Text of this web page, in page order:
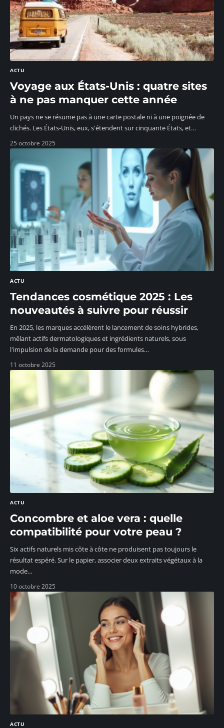
ACTU
Voyage aux États-Unis : quatre sites
à ne pas manquer cette année
Un pays ne se résume pas à une carte postale ni à une poignée de
clichés. Les États-Unis, eux, s'étendent sur cinquante États, et…
25 octobre 2025
ACTU
Tendances cosmétique 2025 : Les
nouveautés à suivre pour réussir
En 2025, les marques accélèrent le lancement de soins hybrides,
mêlant actifs dermatologiques et ingrédients naturels, sous
l'impulsion de la demande pour des formules…
11 octobre 2025
ACTU
Concombre et aloe vera : quelle
compatibilité pour votre peau ?
Six actifs naturels mis côte à côte ne produisent pas toujours le
résultat espéré. Sur le papier, associer deux extraits végétaux à la
mode…
10 octobre 2025
ACTU